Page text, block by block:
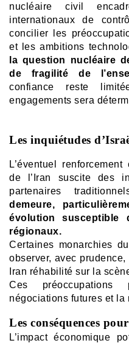
nucléaire civil
internationaux de
concilier les
et les ambitions
la question nucléaire
de fragilité de
confiance reste
engagements sera
Les inquiétudes
L’éventuel
de l’Iran suscite des
partenaires
demeure,
évolution susceptible
régionaux.
Certaines monarchies
observer, avec
Iran réhabilité sur la
Ces préoccupations
négociations futures et la
Les conséquences
L’impact économique